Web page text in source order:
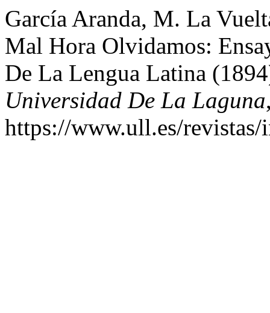
García Aranda, M. La
Mal Hora Olvidamos:
De La Lengua Latina
Universidad De La Laguna
https://www.ull.es/